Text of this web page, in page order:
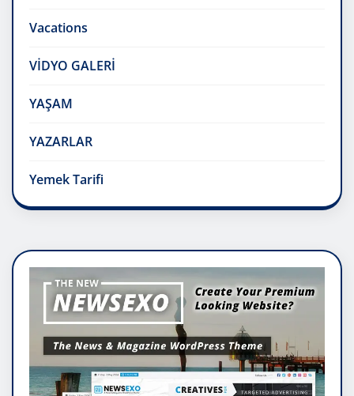
Vacations
VİDYO GALERİ
YAŞAM
YAZARLAR
Yemek Tarifi